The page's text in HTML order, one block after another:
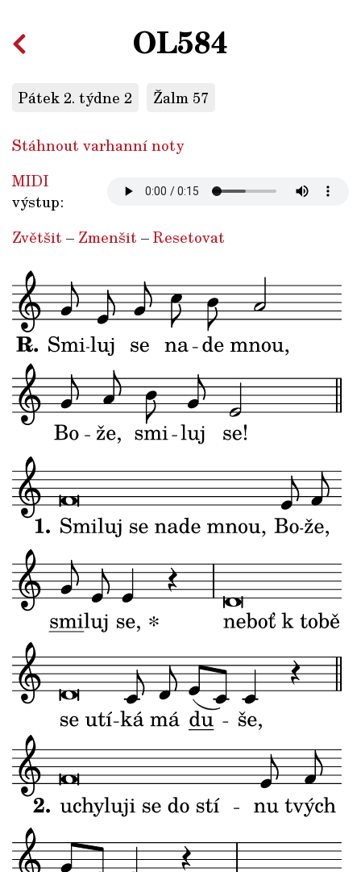
OL584
Pátek 2. týdne 2 Žalm 57
Stáhnout varhanní noty
MIDI
výstup:
Zvětšit – Zmenšit –Resetovat